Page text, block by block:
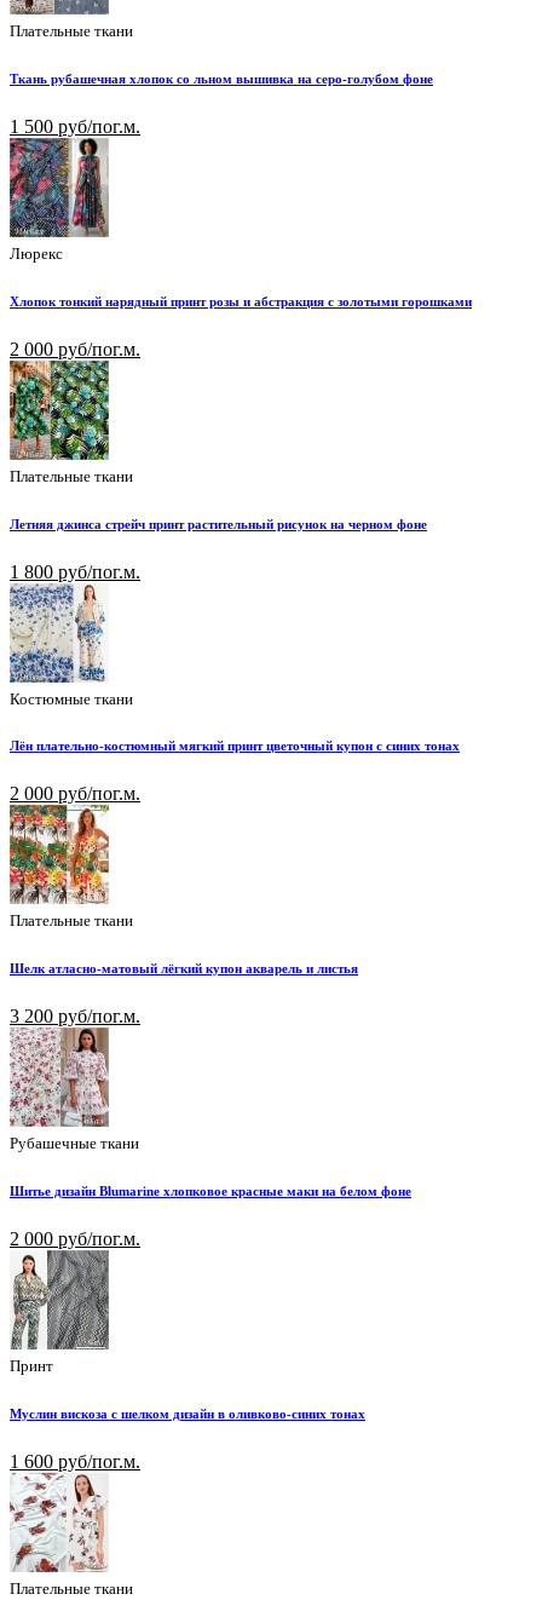
Плательные ткани
Ткань рубашечная хлопок со льном вышивка на серо-голубом фоне
1 500 руб/пог.м.
Люрекс
Хлопок тонкий нарядный принт розы и абстракция с золотыми горошками
2 000 руб/пог.м.
Плательные ткани
Летняя джинса стрейч принт растительный рисунок на черном фоне
1 800 руб/пог.м.
Костюмные ткани
Лён плательно-костюмный мягкий принт цветочный купон с синих тонах
2 000 руб/пог.м.
Плательные ткани
Шелк атласно-матовый лёгкий купон акварель и листья
3 200 руб/пог.м.
Рубашечные ткани
Шитье дизайн Blumarine хлопковое красные маки на белом фоне
2 000 руб/пог.м.
Принт
Муслин вискоза с шелком дизайн в оливково-синих тонах
1 600 руб/пог.м.
Плательные ткани